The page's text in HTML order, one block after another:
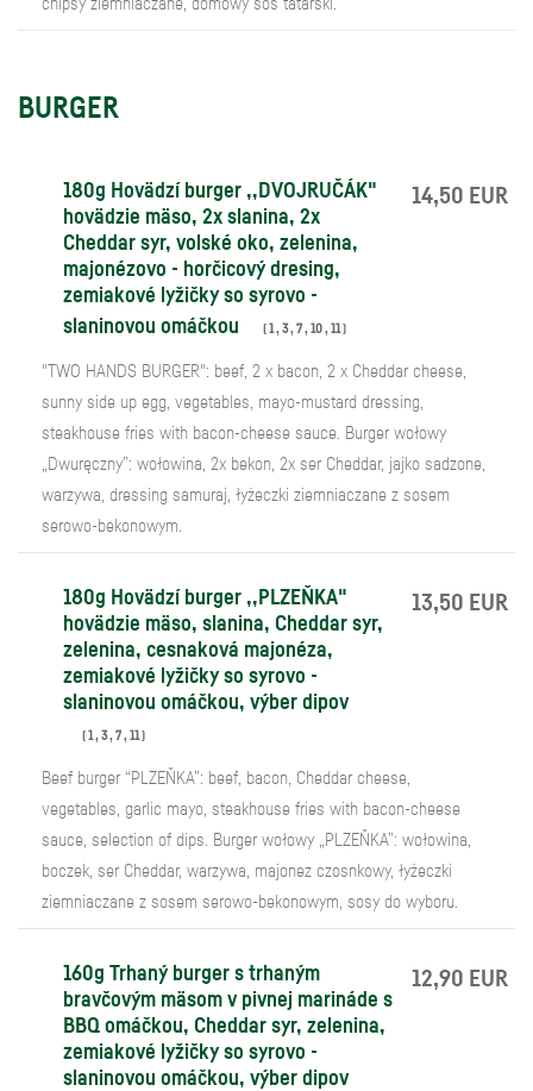
BURGER
180g Hovädzí burger ,,DVOJRUČÁK"
hovädzie mäso, 2x slanina, 2x
Cheddar syr, volské oko, zelenina,
majonézovo - horčicový dresing,
zemiakové lyžičky so syrovo -
slaninovou omáčkou
(1,3,7,10,11)
14,50 EUR
"TWO HANDS BURGER": beef, 2 x bacon, 2 x Cheddar cheese,
sunny side up egg, vegetables, mayo-mustard dressing,
steakhouse fries with bacon-cheese sauce. Burger wołowy
„Dwuręczny”: wołowina, 2x bekon, 2x ser Cheddar, jajko sadzone,
warzywa, dressing samuraj, łyżeczki ziemniaczane z sosem
serowo-bekonowym.
180g Hovädzí burger ,,PLZEŇKA"
hovädzie mäso, slanina, Cheddar syr,
zelenina, cesnaková majonéza,
zemiakové lyžičky so syrovo -
slaninovou omáčkou, výber dipov
(1,3,7,11)
13,50 EUR
Beef burger “PLZEŇKA”: beef, bacon, Cheddar cheese,
vegetables, garlic mayo, steakhouse fries with bacon-cheese
sauce, selection of dips. Burger wołowy „PLZEŇKA”: wołowina,
boczek, ser Cheddar, warzywa, majonez czosnkowy, łyżeczki
ziemniaczane z sosem serowo-bekonowym, sosy do wyboru.
160g Trhaný burger s trhaným
bravčovým mäsom v pivnej marináde s
BBQ omáčkou, Cheddar syr, zelenina,
zemiakové lyžičky so syrovo -
slaninovou omáčkou, výber dipov
12,90 EUR